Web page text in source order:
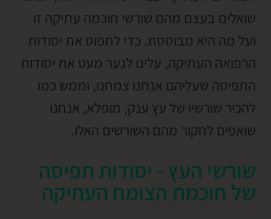
שואלים בעצם מהם שורשי חוכמה עתיקה זו
ועל מה היא מבוססת. כדי לתפוס את יסודות
הרפואה העתיקה, עלינו לנער מעט את יסודות
התפיסה שעליהם אנחנו צמחנו, וממש כמו
להכיר שורשיו של עץ ענק, מופלא, אנחנו
שואפים לחקור מהם השורשים האלו.
שורשי העץ - יסודות תפיסה
של חוכמת הצומח העתיקה